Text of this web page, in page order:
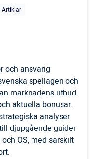
Artiklar
och ansvarig
spellagen och
marknadens utbud
aktuella bonusar.
analyser
djupgående guider
OS, med särskilt